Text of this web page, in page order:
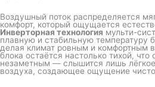
Воздушный поток распределяется
комфорт, который ощущается
Инверторная технология мульти-
плавную и стабильную температуру
делая климат ровным и комфортным
блока остаётся настолько тихой, что
незаметным — слышится лишь
воздуха, создающее ощущение